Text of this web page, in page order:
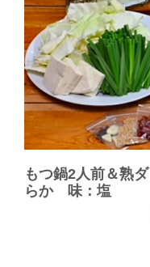
もつ鍋2人前＆熟
らか 味：塩